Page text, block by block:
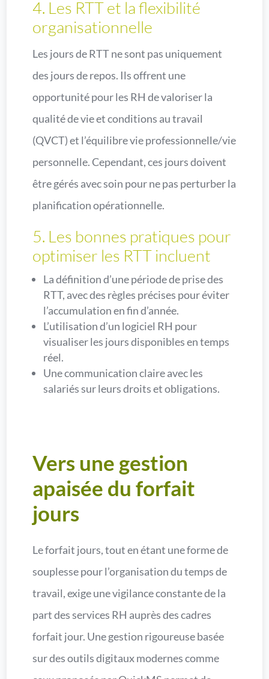
4. Les RTT et la flexibilité
organisationnelle
Les jours de RTT ne sont pas uniquement
des jours de repos. Ils offrent une
opportunité pour les RH de valoriser la
qualité de vie et conditions au travail
(QVCT) et l’équilibre vie professionnelle/vie
personnelle. Cependant, ces jours doivent
être gérés avec soin pour ne pas perturber la
planification opérationnelle.
5. Les bonnes pratiques pour
optimiser les RTT incluent
La définition d’une période de prise des
RTT, avec des règles précises pour éviter
l’accumulation en fin d’année.
L’utilisation d’un logiciel RH pour
visualiser les jours disponibles en temps
réel.
Une communication claire avec les
salariés sur leurs droits et obligations.
Vers une gestion
apaisée du forfait
jours
Le forfait jours, tout en étant une forme de
souplesse pour l’organisation du temps de
travail, exige une vigilance constante de la
part des services RH auprès des cadres
forfait jour. Une gestion rigoureuse basée
sur des outils digitaux modernes comme